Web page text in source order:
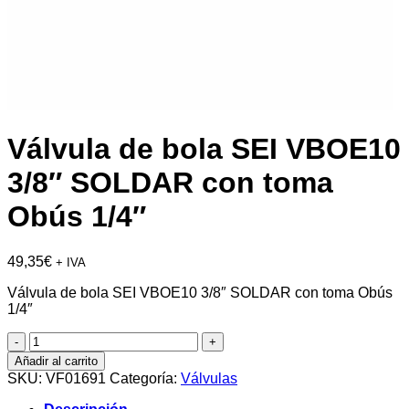
Válvula de bola SEI VBOE10
3/8″ SOLDAR con toma
Obús 1/4″
49,35€ + IVA
Válvula de bola SEI VBOE10 3/8″ SOLDAR con toma Obús
1/4″
Válvula
de
bola
SEI
VBOE10
Añadir al carrito
SKU: VF01691 Categoría: Válvulas